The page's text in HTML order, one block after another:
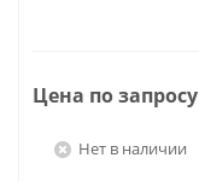
Цена по запросу
Нет в наличии